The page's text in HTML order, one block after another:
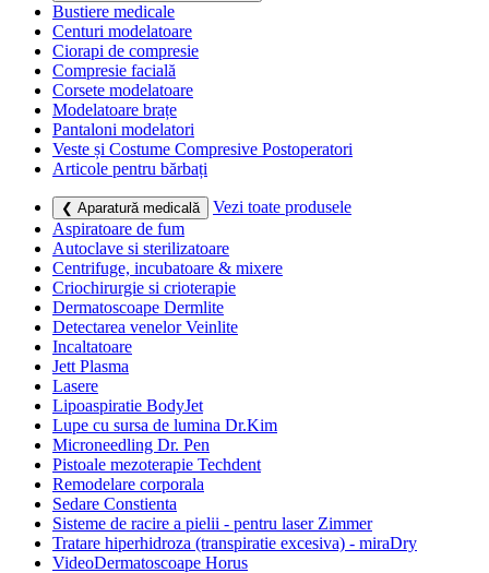
Bustiere medicale
Centuri modelatoare
Ciorapi de compresie
Compresie facială
Corsete modelatoare
Modelatoare brațe
Pantaloni modelatori
Veste și Costume Compresive Postoperatori
Articole pentru bărbați
❮ Aparatură medicală
Vezi toate produsele
Aspiratoare de fum
Autoclave si sterilizatoare
Centrifuge, incubatoare & mixere
Criochirurgie si crioterapie
Dermatoscoape Dermlite
Detectarea venelor Veinlite
Incaltatoare
Jett Plasma
Lasere
Lipoaspiratie BodyJet
Lupe cu sursa de lumina Dr.Kim
Microneedling Dr. Pen
Pistoale mezoterapie Techdent
Remodelare corporala
Sedare Constienta
Sisteme de racire a pielii - pentru laser Zimmer
Tratare hiperhidroza (transpiratie excesiva) - miraDry
VideoDermatoscoape Horus